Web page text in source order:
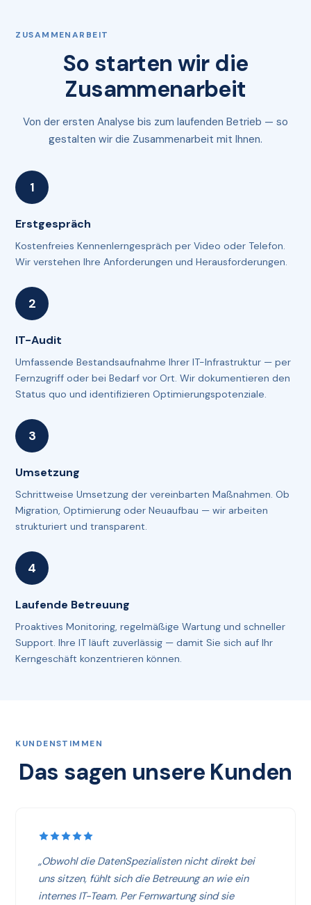
ZUSAMMENARBEIT
So starten wir die
Zusammenarbeit
Von der ersten Analyse bis zum laufenden Betrieb — so
gestalten wir die Zusammenarbeit mit Ihnen.
Erstgespräch
Kostenfreies Kennenlerngespräch per Video oder Telefon.
Wir verstehen Ihre Anforderungen und Herausforderungen.
IT-Audit
Umfassende Bestandsaufnahme Ihrer IT-Infrastruktur — per
Fernzugriff oder bei Bedarf vor Ort. Wir dokumentieren den
Status quo und identifizieren Optimierungspotenziale.
Umsetzung
Schrittweise Umsetzung der vereinbarten Maßnahmen. Ob
Migration, Optimierung oder Neuaufbau — wir arbeiten
strukturiert und transparent.
Laufende Betreuung
Proaktives Monitoring, regelmäßige Wartung und schneller
Support. Ihre IT läuft zuverlässig — damit Sie sich auf Ihr
Kerngeschäft konzentrieren können.
KUNDENSTIMMEN
Das sagen unsere Kunden
„Obwohl die DatenSpezialisten nicht direkt bei
uns sitzen, fühlt sich die Betreuung an wie ein
internes IT-Team. Per Fernwartung sind sie